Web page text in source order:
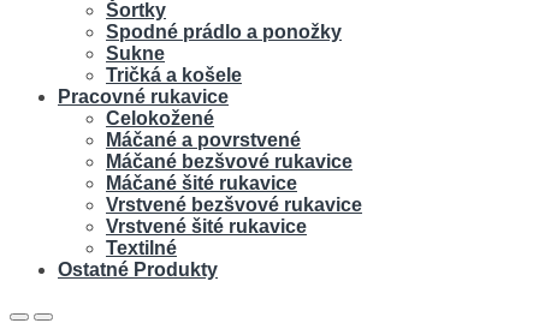
Šortky
Spodné prádlo a ponožky
Sukne
Tričká a košele
Pracovné rukavice
Celokožené
Máčané a povrstvené
Máčané bezšvové rukavice
Máčané šité rukavice
Vrstvené bezšvové rukavice
Vrstvené šité rukavice
Textilné
Ostatné Produkty